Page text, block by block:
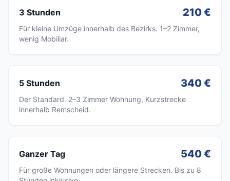
3 Stunden 210 €
Für kleine Umzüge innerhalb des Bezirks. 1–2 Zimmer,
wenig Mobiliar.
5 Stunden 340 €
Der Standard. 2–3 Zimmer Wohnung, Kurzstrecke
innerhalb Remscheid.
Ganzer Tag 540 €
Für große Wohnungen oder längere Strecken. Bis zu 8